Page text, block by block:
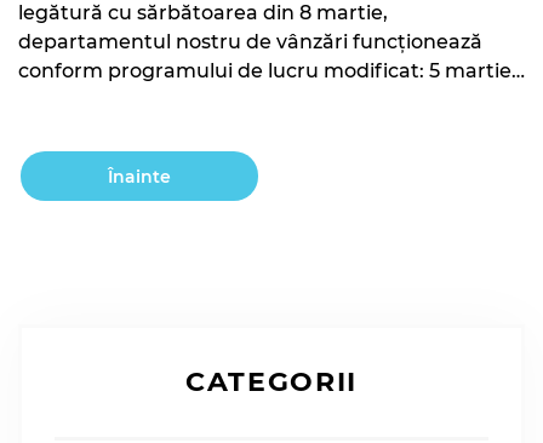
legătură cu sărbătoarea din 8 martie,
departamentul nostru de vânzări funcționează
conform programului de lucru modificat: 5 martie
10:00 – 15:00 În toate zilele […]
Înainte
CATEGORII